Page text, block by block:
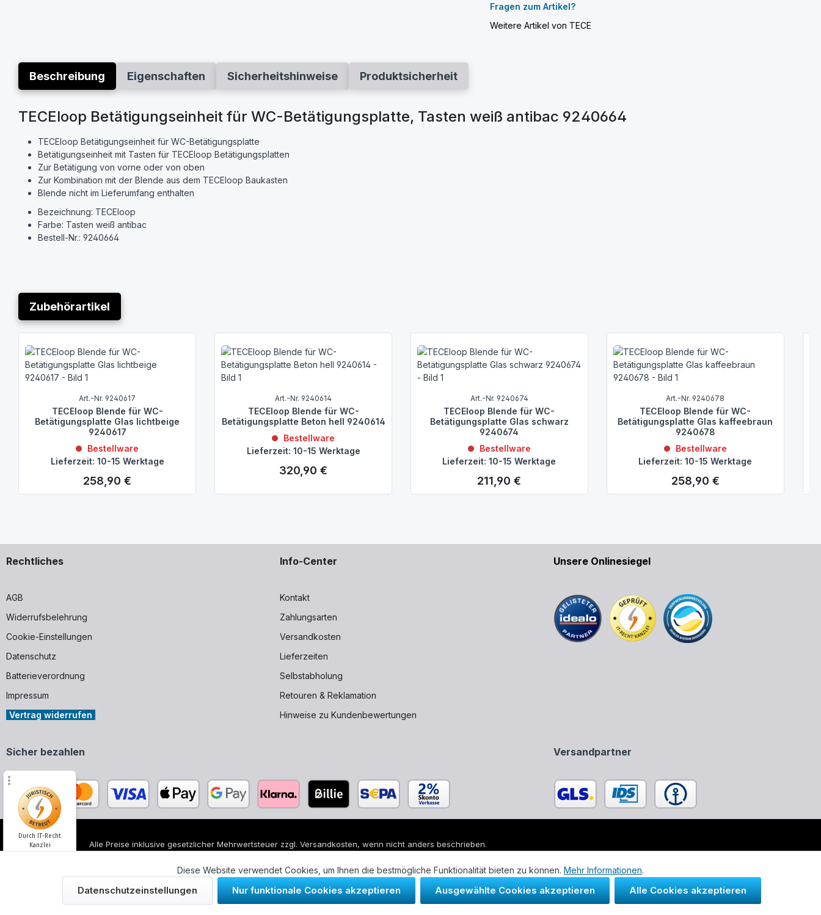
Fragen zum Artikel?
Weitere Artikel von TECE
Beschreibung Eigenschaften Sicherheitshinweise Produktsicherheit
TECEloop Betätigungseinheit für WC-Betätigungsplatte, Tasten weiß antibac 9240664
TECEloop Betätigungseinheit für WC-Betätigungsplatte
Betätigungseinheit mit Tasten für TECEloop Betätigungsplatten
Zur Betätigung von vorne oder von oben
Zur Kombination mit der Blende aus dem TECEloop Baukasten
Blende nicht im Lieferumfang enthalten
Bezeichnung: TECEloop
Farbe: Tasten weiß antibac
Bestell-Nr.: 9240664
Zubehörartikel
Art.-Nr. 9240617
TECEloop Blende für WC-
Betätigungsplatte Glas lichtbeige
9240617
Bestellware
Lieferzeit: 10-15 Werktage
Regulärer Preis:
258,90 €
Art.-Nr. 9240614
TECEloop Blende für WC-
Betätigungsplatte Beton hell 9240614
Bestellware
Lieferzeit: 10-15 Werktage
Regulärer Preis:
320,90 €
Art.-Nr. 9240674
TECEloop Blende für WC-
Betätigungsplatte Glas schwarz
9240674
Bestellware
Lieferzeit: 10-15 Werktage
Regulärer Preis:
211,90 €
Art.-Nr. 9240678
TECEloop Blende für WC-
Betätigungsplatte Glas kaffeebraun
9240678
Bestellware
Lieferzeit: 10-15 Werktage
Regulärer Preis:
258,90 €
Rechtliches
AGB
Widerrufsbelehrung
Cookie-Einstellungen
Datenschutz
Batterieverordnung
Impressum
Vertrag widerrufen
Info-Center
Kontakt
Zahlungsarten
Versandkosten
Lieferzeiten
Selbstabholung
Retouren & Reklamation
Hinweise zu Kundenbewertungen
Unsere Onlinesiegel
Sicher bezahlen Versandpartner
Alle Preise inklusive gesetzlicher Mehrwertsteuer zzgl. Versandkosten, wenn nicht anders beschrieben.
© 2026 WUH24.de - Weigel und Unger Heizungs- und Sanitärtechnik GmbH
Diese Website verwendet Cookies, um Ihnen die bestmögliche Funktionalität bieten zu können. Mehr Informationen.
Datenschutzeinstellungen Nur funktionale Cookies akzeptieren Ausgewählte Cookies akzeptieren Alle Cookies akzeptieren
Durch IT-Recht
Kanzlei